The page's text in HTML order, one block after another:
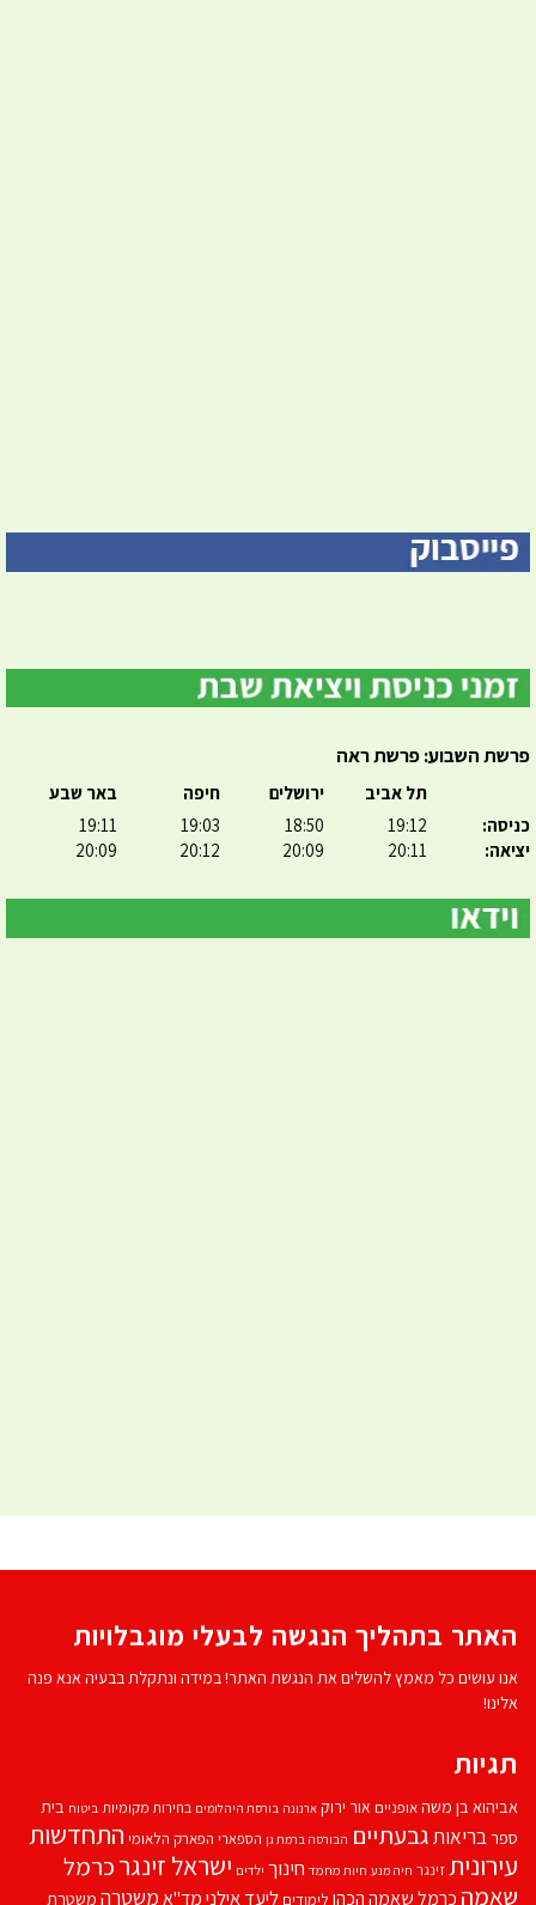
פרשת השבוע: פרשת ראה
כניסה:
יציאה:
תל אביב
19:12
20:11
ירושלים
18:50
20:09
חיפה
19:03
20:12
באר שבע
19:11
20:09
האתר בתהליך הנגשה לבעלי מוגבלויות
אנו עושים כל מאמץ להשלים את הנגשת האתר! במידה ונתקלת בבעיה אנא פנה
אלינו!
תגיות
אביהוא בן משהאופניים אור ירוק ארנונה בורסת היהלומים בחירות מקומיות ביטוח בית
ספרבריאותגבעתיים הבורסה ברמת גן הספארי הפארק הלאומי התחדשות
עירוניתזינגר חיה מנע חיות מחמד חינוך ילדים ישראל זינגרכרמל
שאמה כרמל שאמה הכהן לימודים ליעד אילנימד''אמשטרה משטרת